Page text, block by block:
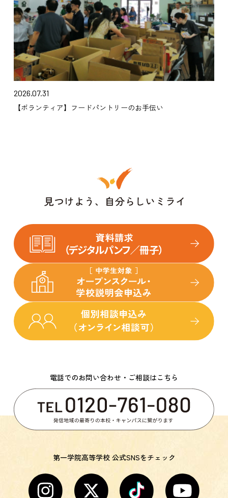
2026.07.31
【ボランティア】フードパントリーのお手伝い
電話でのお問い合わせ・ご相談はこちら
第一学院高等学校 公式SNSをチェック